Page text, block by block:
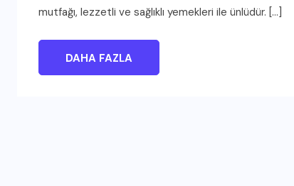
mutfağı, lezzetli ve sağlıklı yemekleri ile ünlüdür. […]
DAHA FAZLA